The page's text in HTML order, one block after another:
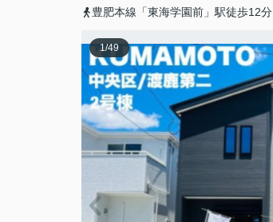
豊肥本線「東海学園前」駅徒歩12分
1/49